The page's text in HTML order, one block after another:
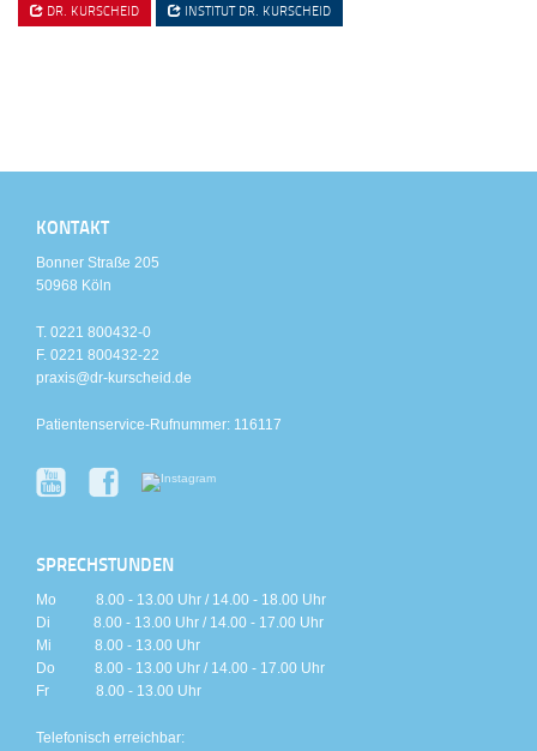
DR. KURSCHEID INSTITUT DR. KURSCHEID
KONTAKT
Bonner Straße 205
50968 Köln
T. 0221 800432-0
F. 0221 800432-22
praxis@dr-kurscheid.de
Patientenservice-Rufnummer: 116117
SPRECHSTUNDEN
Mo 8.00 - 13.00 Uhr / 14.00 - 18.00 Uhr
Di 8.00 - 13.00 Uhr / 14.00 - 17.00 Uhr
Mi 8.00 - 13.00 Uhr
Do 8.00 - 13.00 Uhr / 14.00 - 17.00 Uhr
Fr 8.00 - 13.00 Uhr
Telefonisch erreichbar: